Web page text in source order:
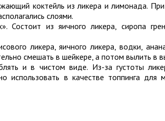
коктейль из ликера и лимонада. При
слоями.
Состоит из яичного ликера, сиропа
ликера, яичного ликера, водки,
смешать в шейкере, а потом вылить в
и в чистом виде. Из-за густоты
в качестве топпинга для